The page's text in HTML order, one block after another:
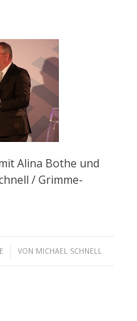
Alina Bothe und
/ Grimme-
VON MICHAEL SCHNELL